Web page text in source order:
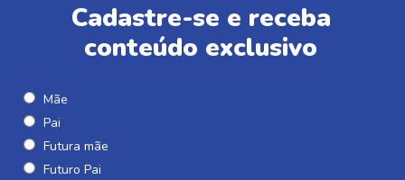
Cadastre-se e receba
conteúdo exclusivo
Mãe
Pai
Futura mãe
Futuro Pai